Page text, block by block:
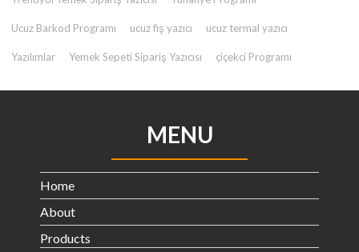
Ucuz Barkod Programı ucuz fiş yazıcı ucuz termal yazıcı
Yazılımlar Yemek Sepeti Sipariş Yazıcısı çiçekci Programı
MENU
Home
About
Products